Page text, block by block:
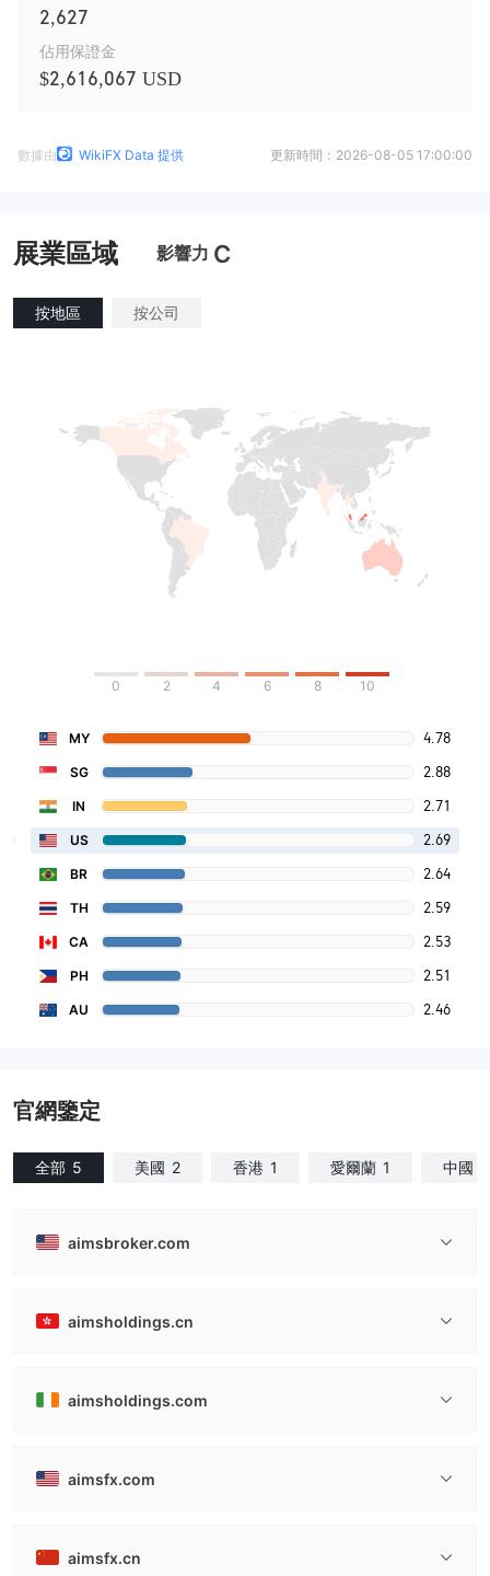
2,627
佔用保證金
$2,616,067 USD
數據由 WikiFX Data 提供 更新時間： 2026-08-05 17:00:00
展業區域 影響力 C
按地區 按公司
0 2 4 6 8 10
MY 4.78
SG 2.88
IN 2.71
US 2.69
BR 2.64
TH 2.59
CA 2.53
PH 2.51
AU 2.46
官網鑒定
全部 5 美國 2 香港 1 愛爾蘭 1 中國
aimsbroker.com
aimsholdings.cn
aimsholdings.com
aimsfx.com
aimsfx.cn